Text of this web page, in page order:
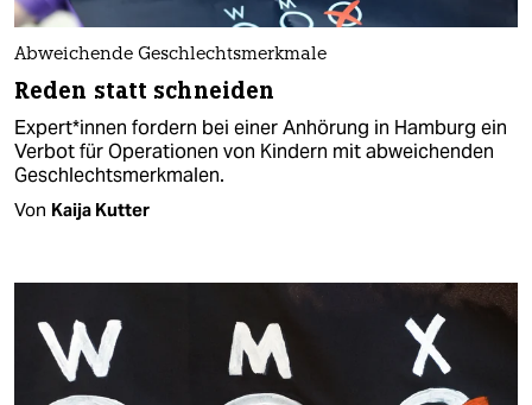
Abweichende Geschlechtsmerkmale
Reden statt schneiden
Expert*innen fordern bei einer Anhörung in Hamburg ein
Verbot für Operationen von Kindern mit abweichenden
Geschlechtsmerkmalen.
Von Kaija Kutter